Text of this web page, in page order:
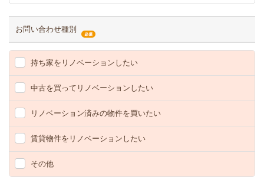
お問い合わせ種別
持ち家をリノベーションしたい
中古を買ってリノベーションしたい
リノベーション済みの物件を買いたい
賃貸物件をリノベーションしたい
その他